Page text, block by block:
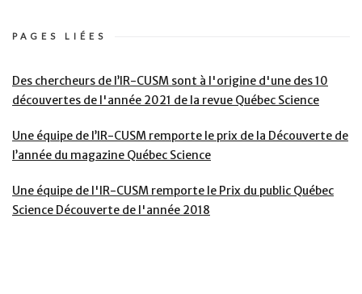
PAGES LIÉES
Des chercheurs de l’IR-CUSM sont à l'origine d'une des 10
découvertes de l'année 2021 de la revue Québec Science
Une équipe de l’IR-CUSM remporte le prix de la Découverte de
l’année du magazine Québec Science
Une équipe de l'IR-CUSM remporte le Prix du public Québec
Science Découverte de l'année 2018